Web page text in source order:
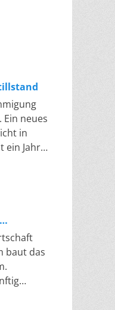
neues
in
ein Jahr,
zwei
baut das